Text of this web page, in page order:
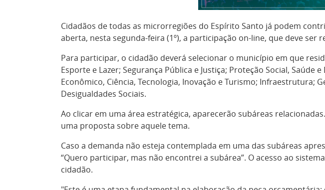
Cidadãos de todas as microrregiões do Espírito Santo já podem
aberta, nesta segunda-feira (1º), a participação on-line, que deve ser
Para participar, o cidadão deverá selecionar o município em que
Esporte e Lazer; Segurança Pública e Justiça; Proteção Social,
Econômico, Ciência, Tecnologia, Inovação e Turismo; Infraestrutura;
Desigualdades Sociais.
Ao clicar em uma área estratégica, aparecerão subáreas
uma proposta sobre aquele tema.
Caso a demanda não esteja contemplada em uma das subáreas
“Quero participar, mas não encontrei a subárea”. O acesso ao
cidadão.